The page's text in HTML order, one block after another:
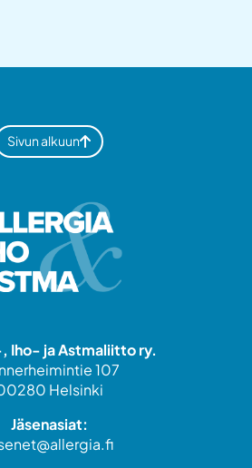
Sivun alkuun
Iho- ja Astmaliitto ry.
107
Helsinki
Jäsenasiat: